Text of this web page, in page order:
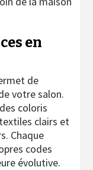
en
de
votre salon.
coloris
clairs et
Chaque
codes
évolutive.